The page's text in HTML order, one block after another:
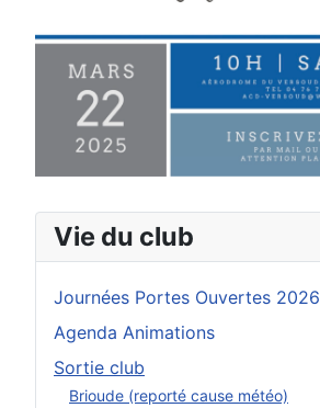
Vie du club
Journées Portes Ouvertes 2026
Agenda Animations
Sortie club
Brioude (reporté cause météo)